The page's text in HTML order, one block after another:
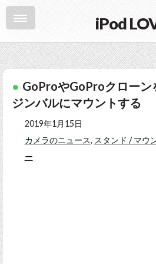
iPod
GoProやGoProクローン
ジンバルにマウントする
2019年1月15日
カメラのニュース, スタンド / マウ
ー